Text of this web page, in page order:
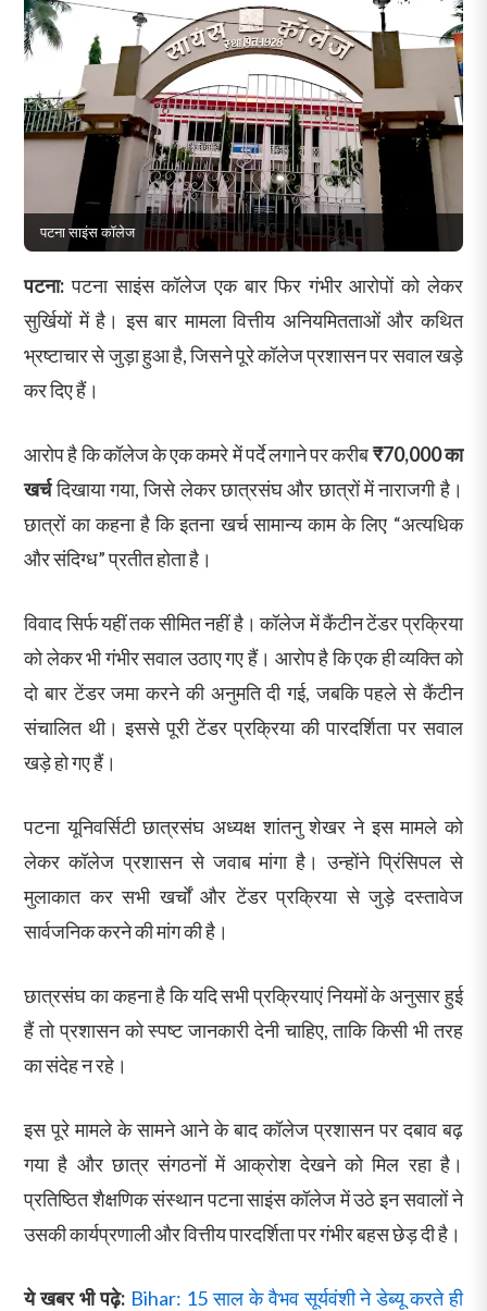
पटना साइंस कॉलेज
पटना: पटना साइंस कॉलेज एक बार फिर गंभीर आरोपों को लेकर
सुर्खियों में है। इस बार मामला वित्तीय अनियमितताओं और कथित
भ्रष्टाचार से जुड़ा हुआ है, जिसने पूरे कॉलेज प्रशासन पर सवाल खड़े
कर दिए हैं।
आरोप है कि कॉलेज के एक कमरे में पर्दे लगाने पर करीब₹70,000 का
खर्चदिखाया गया, जिसे लेकर छात्रसंघ और छात्रों में नाराजगी है।
छात्रों का कहना है कि इतना खर्च सामान्य काम के लिए “अत्यधिक
और संदिग्ध” प्रतीत होता है।
विवाद सिर्फ यहीं तक सीमित नहीं है। कॉलेज में कैंटीन टेंडर प्रक्रिया
को लेकर भी गंभीर सवाल उठाए गए हैं। आरोप है कि एक ही व्यक्ति को
दो बार टेंडर जमा करने की अनुमति दी गई, जबकि पहले से कैंटीन
संचालित थी। इससे पूरी टेंडर प्रक्रिया की पारदर्शिता पर सवाल
खड़े हो गए हैं।
पटना यूनिवर्सिटी छात्रसंघ अध्यक्ष शांतनु शेखर ने इस मामले को
लेकर कॉलेज प्रशासन से जवाब मांगा है। उन्होंने प्रिंसिपल से
मुलाकात कर सभी खर्चों और टेंडर प्रक्रिया से जुड़े दस्तावेज
सार्वजनिक करने की मांग की है।
छात्रसंघ का कहना है कि यदि सभी प्रक्रियाएं नियमों के अनुसार हुई
हैं तो प्रशासन को स्पष्ट जानकारी देनी चाहिए, ताकि किसी भी तरह
का संदेह न रहे।
इस पूरे मामले के सामने आने के बाद कॉलेज प्रशासन पर दबाव बढ़
गया है और छात्र संगठनों में आक्रोश देखने को मिल रहा है।
प्रतिष्ठित शैक्षणिक संस्थान पटना साइंस कॉलेज में उठे इन सवालों ने
उसकी कार्यप्रणाली और वित्तीय पारदर्शिता पर गंभीर बहस छेड़ दी है।
ये खबर भी पढ़े: Bihar: 15 साल के वैभव सूर्यवंशी ने डेब्यू करते ही